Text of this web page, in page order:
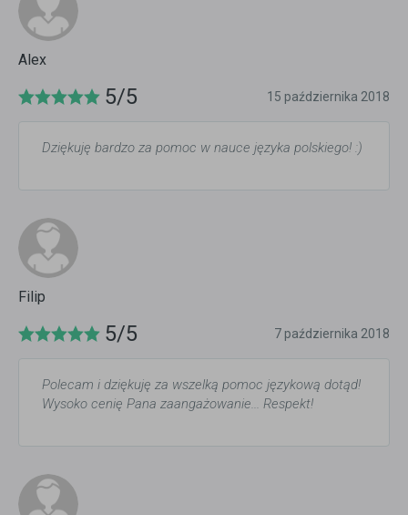
Alex
5/5 15 października 2018
Dziękuję bardzo za pomoc w nauce języka polskiego! :)
Filip
5/5 7 października 2018
Polecam i dziękuję za wszelką pomoc językową dotąd!
Wysoko cenię Pana zaangażowanie... Respekt!